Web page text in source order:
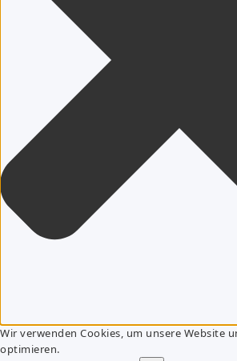
Wir verwenden Cookies, um unsere Website
optimieren.